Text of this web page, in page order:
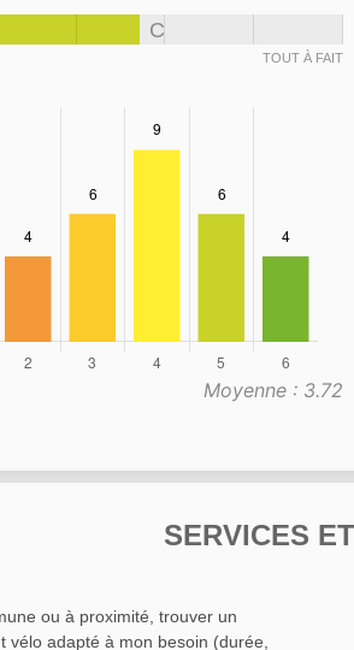
C
TOUT À FAIT
Moyenne : 3.72
SERVICES
ou à proximité, trouver un
vélo adapté à mon besoin (durée,